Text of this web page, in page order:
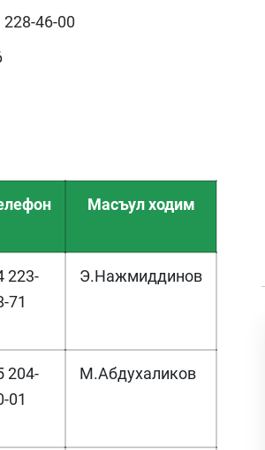
228-46-00
Масъул ходим
223-
71
Э.Нажмиддинов
204-
01
М.Абдухаликов